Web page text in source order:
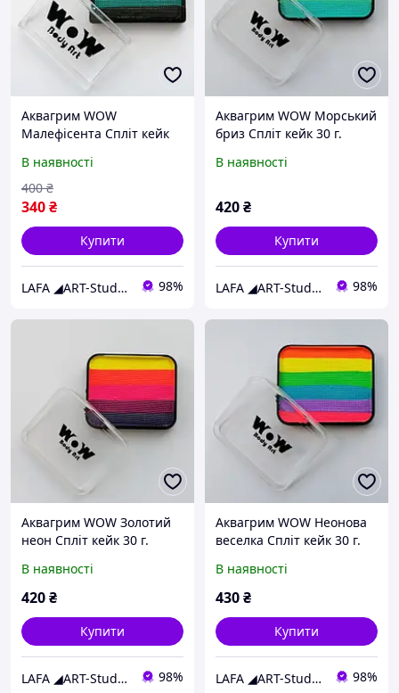
Аквагрим WOW
Малефісента Спліт кейк
В наявності
340₴
400 ₴
Купити
LAFA ◢ART-Studio◣ 98%
Аквагрим WOW Морський
бриз Спліт кейк 30 г.
В наявності
420₴
Купити
LAFA ◢ART-Studio◣ 98%
Аквагрим WOW Золотий
неон Спліт кейк 30 г.
В наявності
420₴
Купити
LAFA ◢ART-Studio◣ 98%
Аквагрим WOW Неонова
веселка Спліт кейк 30 г.
В наявності
430₴
Купити
LAFA ◢ART-Studio◣ 98%